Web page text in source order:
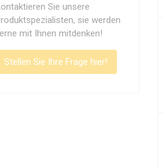
Toyota(20)
Borgwarner(18)
Holset(13)
Continental(10)
Mercedes-Benz(8)
Sie unsere
sie werden
mit Ihnen mitdenken!
Stellen Sie Ihre Frage hier!